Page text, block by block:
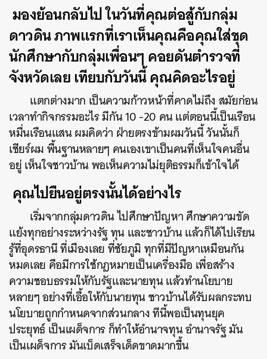
มองย้อนกลับไป ในวันที่คุณต่อสู้กับกลุ่ม
ดาวดิน ภาพแรกที่เราเห็นคุณคือคุณใส่ชุด
นักศึกษากับกลุ่มเพื่อนๆ คอยดันตำรวจที่
จังหวัดเลย เทียบกับวันนี้ คุณคิดอะไรอยู่
แตกต่างมาก เป็นความก้าวหน้าที่คาดไม่ถึง สมัยก่อน
เวลาทำกิจกรรมอะไร มีกัน 10 -20 คน แต่ตอนนี้เป็นเรือน
หมื่นเรือนแสน ผมคิดว่า ฝ่ายตรงข้ามผมวันนี้ วันนั้นก็
เชียร์ผม พื้นฐานหลายๆ คนเองเขาเป็นคนที่เห็นใจคนอื่น
อยู่ เห็นใจชาวบ้าน พอเห็นความไม่ยุติธรรมก็เข้าใจได้
คุณไปยืนอยู่ตรงนั้นได้อย่างไร
เริ่มจากกลุ่มดาวดิน ไปศึกษาปัญหา ศึกษาความขัด
แย้งทุกอย่างระหว่างรัฐ ทุน และชาวบ้าน แล้วก็ได้ไปเรียน
รู้ที่อุดรธานี ที่เมืองเลย ที่ชัยภูมิ ทุกที่มีปัญหาเหมือนกัน
หมดเลย คือมีการใช้กฎหมายเป็นเครื่องมือ เพื่อสร้าง
ความชอบธรรมให้กับรัฐและนายทุน แล้วทำนโยบาย
หลายๆ อย่างที่เอื้อให้กับนายทุน ชาวบ้านได้รับผลกระทบ
นโยบายถูกกำหนดจากส่วนกลาง ทีนี้พอเป็นทุนยุค
ประยุทธ์ เป็นเผด็จการ ก็ทำให้อำนาจทุน อำนาจรัฐ มัน
เป็นเผด็จการ มันเบ็ดเสร็จเด็ดขาดมากขึ้น